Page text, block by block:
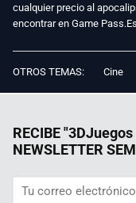
cualquier precio al
encontrar en Game
OTROS TEMAS: Cine
RECIBE
NEWSLETTER